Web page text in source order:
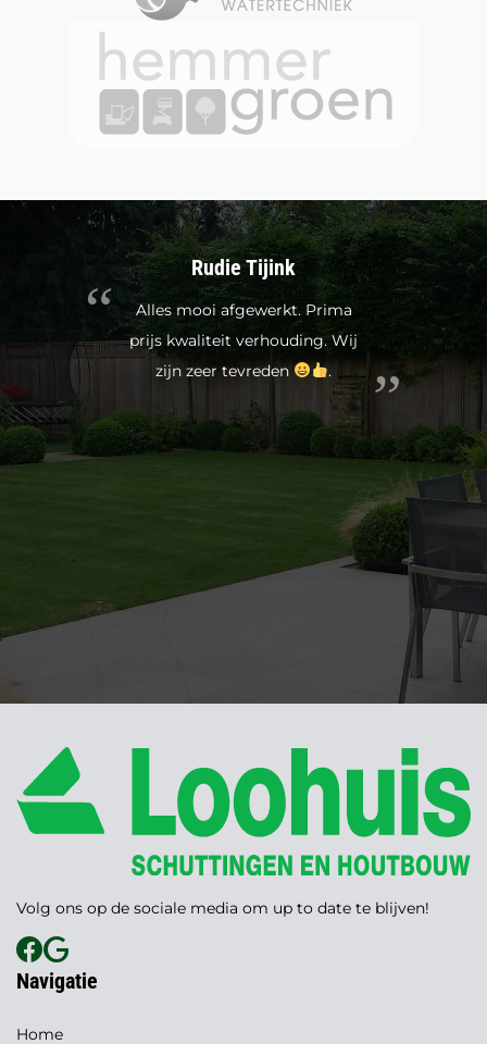
Rudie Tijink
Alles mooi afgewerkt. Prima
prijs kwaliteit verhouding. Wij
zijn zeer tevreden
.
Volg ons op de sociale media om up to date te blijven!
Navigatie
Home